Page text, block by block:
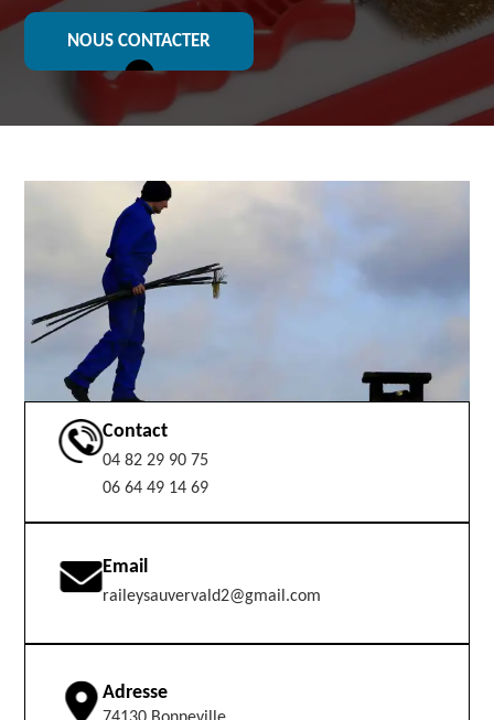
NOUS CONTACTER
Contact
04 82 29 90 75
06 64 49 14 69
Email
raileysauvervald2@gmail.com
Adresse